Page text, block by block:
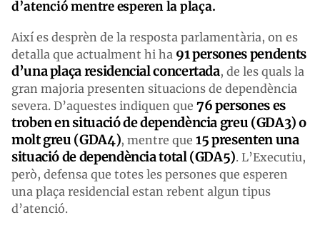
d’atenció mentre esperen la plaça.
Així es desprèn de la resposta parlamentària, on es
detalla que actualment hi ha 91 persones pendents
d’una plaça residencial concertada, de les quals la
gran majoria presenten situacions de dependència
severa. D’aquestes indiquen que 76 persones es
troben en situació de dependència greu (GDA3) o
molt greu (GDA4), mentre que15 presenten una
situació de dependència total (GDA5). L’Executiu,
però, defensa que totes les persones que esperen
una plaça residencial estan rebent algun tipus
d’atenció.